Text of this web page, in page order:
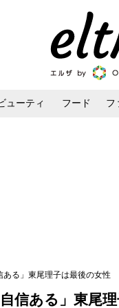
ューティ フード フ
ある」東尾理子は最後の女性
信ある」東尾